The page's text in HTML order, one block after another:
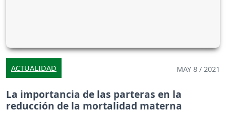
ACTUALIDAD MAY 8 / 2021
La importancia de las parteras en la
reducción de la mortalidad materna